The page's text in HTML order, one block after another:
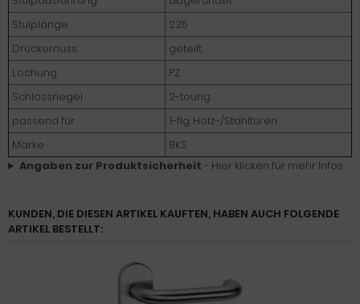
Stulplänge
235
Drückernuss
geteilt
Lochung
PZ
Schlossriegel
2-tourig
passend für
1-flg. Holz-/Stahltüren
Marke
BKS
Angaben zur Produktsicherheit - Hier klicken für mehr Infos
KUNDEN, DIE DIESEN ARTIKEL KAUFTEN, HABEN AUCH FOLGENDE
ARTIKEL BESTELLT: